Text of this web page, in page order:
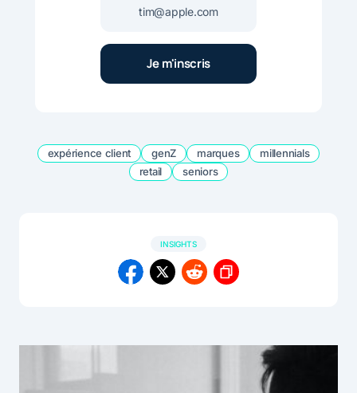
expérience client genZ marques
millennials
retail
seniors
INSIGHTS